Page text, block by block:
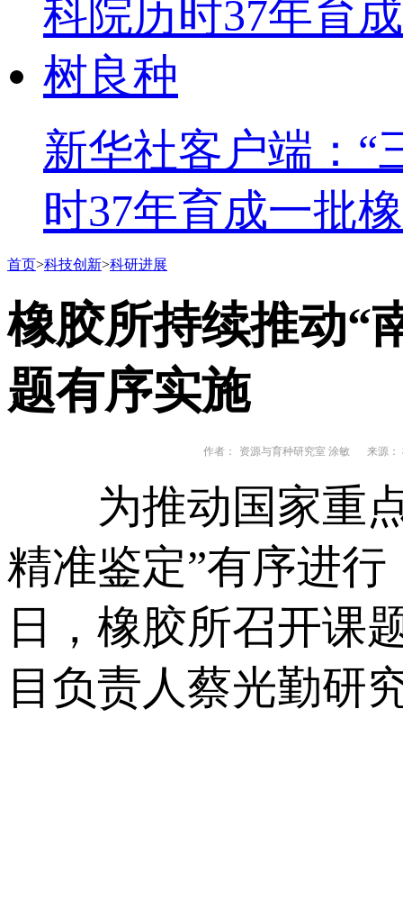
新华社客户端：
时37年育成一批
首页>科技创新>科研进展
橡胶所持续推动“
题有序实施
作者： 资源与育种研究室 涂敏 来源：
为推动国家重
精准鉴定”有序进
日，橡胶所召开课
目负责人蔡光勤研